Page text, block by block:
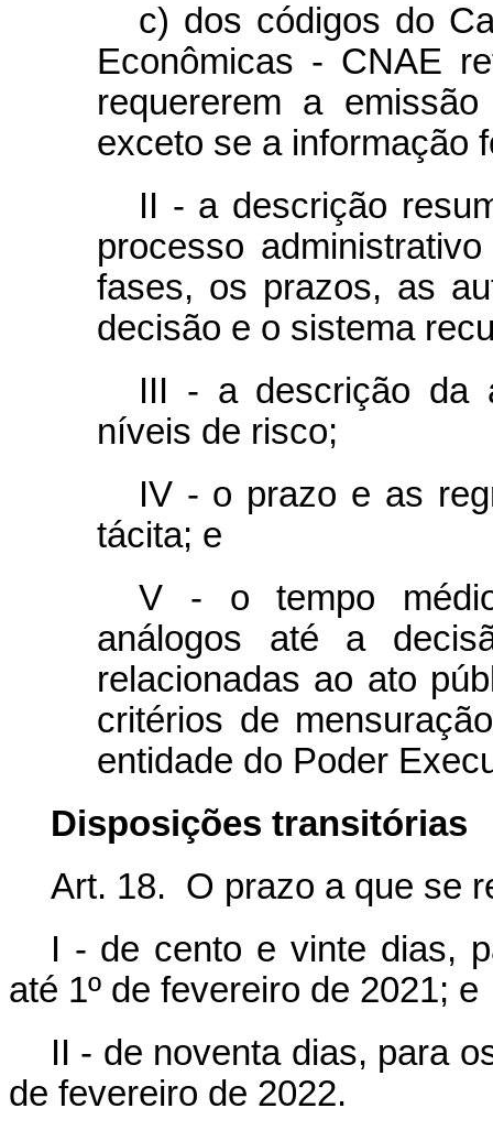
c) dos códigos do
Econômicas - CNAE
requererem a
exceto se a informação
II - a descrição
processo
fases, os prazos, as
decisão e o sistema
III - a descrição da
níveis de risco;
IV - o prazo e as
tácita; e
V - o tempo
análogos até a
relacionadas ao ato
critérios de
entidade do Poder
Disposições transitórias
Art. 18. O prazo a que se
I - de cento e vinte dias,
até 1º de fevereiro de 2021; e
II - de noventa dias, para
de fevereiro de 2022.